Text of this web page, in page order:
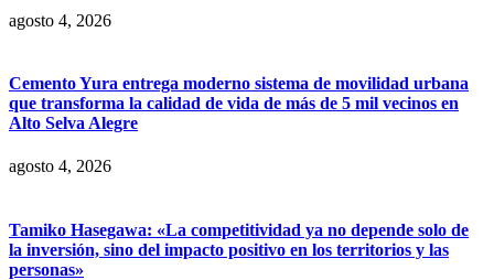
agosto 4, 2026
Cemento Yura entrega moderno sistema de movilidad urbana
que transforma la calidad de vida de más de 5 mil vecinos en
Alto Selva Alegre
agosto 4, 2026
Tamiko Hasegawa: «La competitividad ya no depende solo de
la inversión, sino del impacto positivo en los territorios y las
personas»